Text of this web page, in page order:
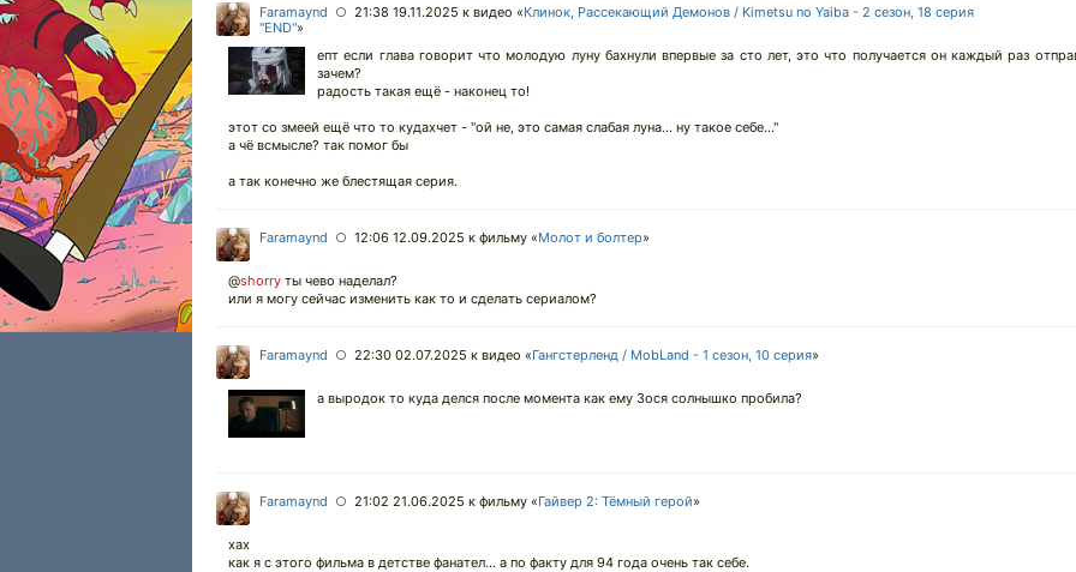
Faramaynd ○ 21:38 19.11.2025 к видео «Клинок, Рассекающий Демонов / Kimetsu no Yaiba - 2 сезон, 18 серия
"END"»
епт если глава говорит что молодую луну бахнули впервые за сто лет, это что получается он каждый раз
зачем?
радость такая ещё - наконец то!
этот со змеей ещё что то кудахчет - "ой не, это самая слабая луна... ну такое себе..."
а чё всмысле? так помог бы
а так конечно же блестящая серия.
Faramaynd ○ 12:06 12.09.2025 к фильму «Молот и болтер»
@shorry ты чево наделал?
или я могу сейчас изменить как то и сделать сериалом?
Faramaynd ○ 22:30 02.07.2025 к видео «Гангстерленд / MobLand - 1 сезон, 10 серия»
а выродок то куда делся после момента как ему Зося солнышко пробила?
Faramaynd ○ 21:02 21.06.2025 к фильму «Гайвер 2: Тёмный герой»
хах
как я с этого фильма в детстве фанател... а по факту для 94 года очень так себе.